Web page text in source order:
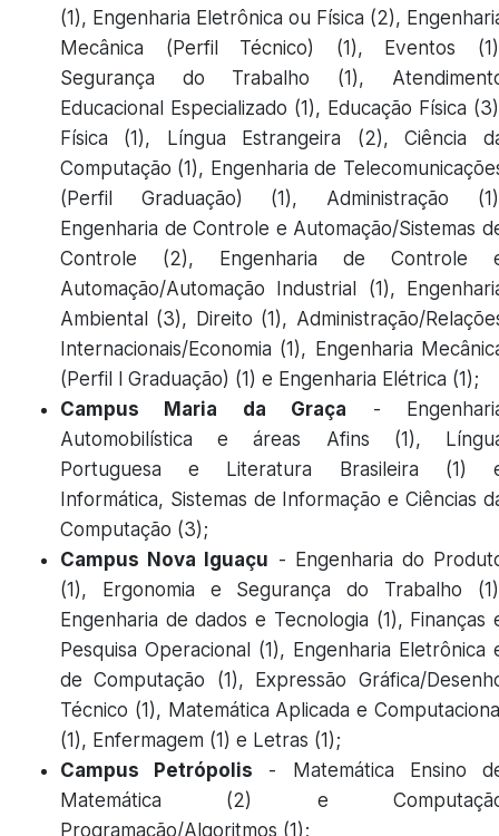
(1), Engenharia Eletrônica ou Física (2),
Mecânica (Perfil Técnico) (1), Eventos
Segurança do Trabalho (1),
Educacional Especializado (1), Educação Física
Física (1), Língua Estrangeira (2), Ciência
Computação (1), Engenharia de
(Perfil Graduação) (1), Administração
Engenharia de Controle e Automação/Sistemas
Controle (2), Engenharia de Controle
Automação/Automação Industrial (1),
Ambiental (3), Direito (1), Administração/
Internacionais/Economia (1), Engenharia
(Perfil l Graduação) (1) e Engenharia Elétrica (1);
Campus Maria da Graça -
Automobilística e áreas Afins (1),
Portuguesa e Literatura Brasileira (1)
Informática, Sistemas de Informação e Ciências
Computação (3);
Campus Nova Iguaçu - Engenharia do
(1), Ergonomia e Segurança do Trabalho
Engenharia de dados e Tecnologia (1), Finanças
Pesquisa Operacional (1), Engenharia Eletrônica
de Computação (1), Expressão Gráfica/
Técnico (1), Matemática Aplicada e
(1), Enfermagem (1) e Letras (1);
Campus Petrópolis - Matemática Ensino
Matemática (2) e
Programação/Algoritmos (1);